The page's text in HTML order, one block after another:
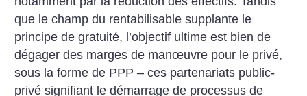
que le champ du rentabilisable supplante le
principe de gratuité, l’objectif ultime est bien de
dégager des marges de manœuvre pour le privé,
sous la forme de PPP – ces partenariats public-
privé signifiant le démarrage de processus de